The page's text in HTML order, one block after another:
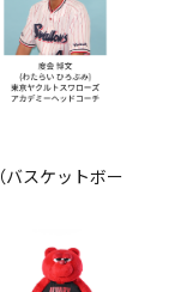
スケットボー